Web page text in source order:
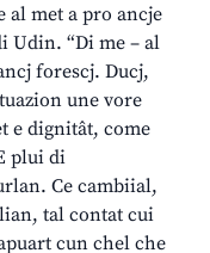
al met a pro ancje
Udin. “Di me – al
forescj. Ducj,
une vore
e dignitât, come
plui di
Ce cambiial,
tal contat cui
cun chel che